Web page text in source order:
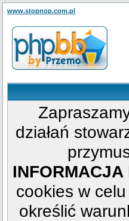
www.stopnop.com.pl
działań
cookies w
określić